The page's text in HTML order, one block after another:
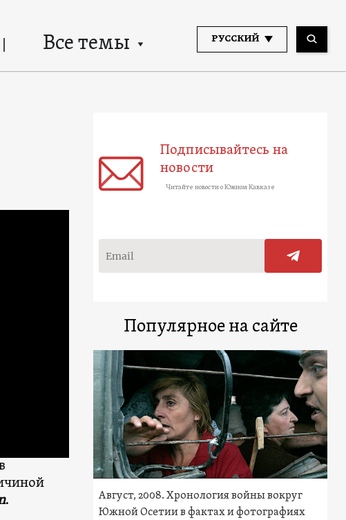
Все темы РУССКИЙ
.
Подписывайтесь на
новости
Читайте новости о Южном Кавказе
Популярное на сайте
Август, 2008. Хронология войны вокруг
Южной Осетии в фактах и фотографиях